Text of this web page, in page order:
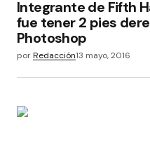
Integrante de Fifth
fue tener 2 pies
Photoshop
porRedacción13 mayo, 2016